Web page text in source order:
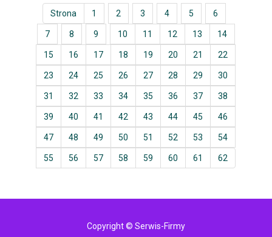
Strona 1 2 3 4 5 6
7 8 9 10 11 12 13 14
15 16 17 18 19 20 21 22
23 24 25 26 27 28 29 30
31 32 33 34 35 36 37 38
39 40 41 42 43 44 45 46
47 48 49 50 51 52 53 54
55 56 57 58 59 60 61 62
Copyright © Serwis-Firmy